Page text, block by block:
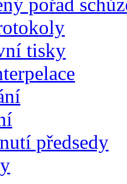
tisky
předsedy